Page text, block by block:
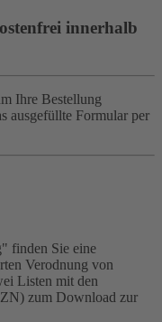
innerhalb
Ihre Bestellung
ausgefüllte Formular per
finden Sie eine
Verodnung von
Listen mit den
zum Download zur